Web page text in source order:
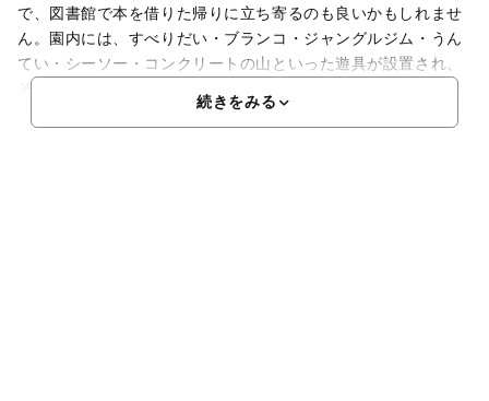
で、図書館で本を借りた帰りに立ち寄るのも良いかもしれませ
ん。園内には、すべりだい・ブランコ・ジャングルジム・うん
てい・シーソー・コンクリートの山といった遊具が設置され、
その中でもコンクリートの山が子供たちに人気です。また、春
続きをみる